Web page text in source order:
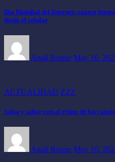
Día Mundial del Internet: cuatro
desde el celular
Anali Roque May 16,
ACTUALIDAD ZZZ
Salsa y sabor con al ritmo de las
Anali Roque May 16,